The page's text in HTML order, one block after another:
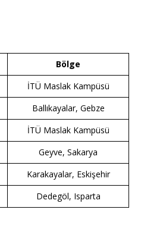
Bölge
İTÜ Maslak Kampüsü
Ballıkayalar, Gebze
İTÜ Maslak Kampüsü
Geyve, Sakarya
Karakayalar, Eskişehir
Dedegöl, Isparta